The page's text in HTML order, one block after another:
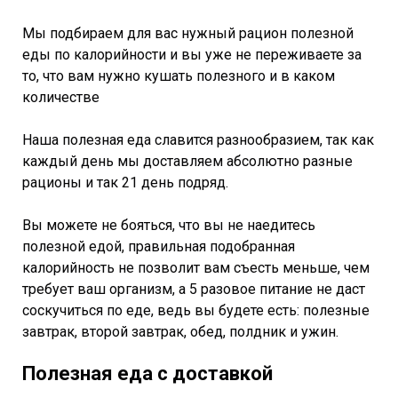
Мы подбираем для вас нужный рацион полезной
еды по калорийности и вы уже не переживаете за
то, что вам нужно кушать полезного и в каком
количестве
Наша полезная еда славится разнообразием, так как
каждый день мы доставляем абсолютно разные
рационы и так 21 день подряд.
Вы можете не бояться, что вы не наедитесь
полезной едой, правильная подобранная
калорийность не позволит вам съесть меньше, чем
требует ваш организм, а 5 разовое питание не даст
соскучиться по еде, ведь вы будете есть: полезные
завтрак, второй завтрак, обед, полдник и ужин.
Полезная еда с доставкой